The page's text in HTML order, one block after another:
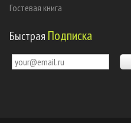
Гостевая книга
Быстрая Подписка